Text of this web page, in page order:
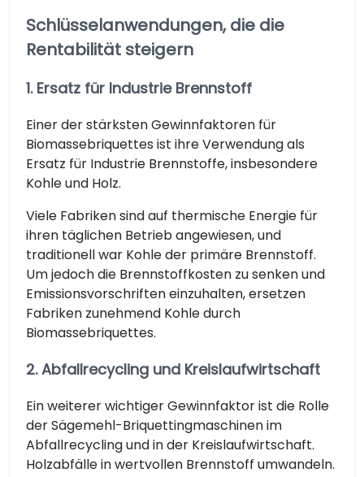
Schlüsselanwendungen, die die
Rentabilität steigern
1. Ersatz für Industrie Brennstoff
Einer der stärksten Gewinnfaktoren für
Biomassebriquettes ist ihre Verwendung als
Ersatz für Industrie Brennstoffe, insbesondere
Kohle und Holz.
Viele Fabriken sind auf thermische Energie für
ihren täglichen Betrieb angewiesen, und
traditionell war Kohle der primäre Brennstoff.
Um jedoch die Brennstoffkosten zu senken und
Emissionsvorschriften einzuhalten, ersetzen
Fabriken zunehmend Kohle durch
Biomassebriquettes.
2. Abfallrecycling und Kreislaufwirtschaft
Ein weiterer wichtiger Gewinnfaktor ist die Rolle
der Sägemehl-Briquettingmaschinen im
Abfallrecycling und in der Kreislaufwirtschaft.
Holzabfälle in wertvollen Brennstoff umwandeln.